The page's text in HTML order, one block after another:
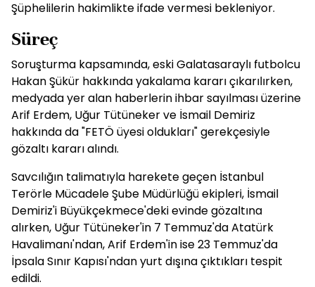
Şüphelilerin hakimlikte ifade vermesi bekleniyor.
Süreç
Soruşturma kapsamında, eski Galatasaraylı futbolcu
Hakan Şükür hakkında yakalama kararı çıkarılırken,
medyada yer alan haberlerin ihbar sayılması üzerine
Arif Erdem, Uğur Tütüneker ve İsmail Demiriz
hakkında da "FETÖ üyesi oldukları" gerekçesiyle
gözaltı kararı alındı.
Savcılığın talimatıyla harekete geçen İstanbul
Terörle Mücadele Şube Müdürlüğü ekipleri, İsmail
Demiriz'i Büyükçekmece'deki evinde gözaltına
alırken, Uğur Tütüneker'in 7 Temmuz'da Atatürk
Havalimanı'ndan, Arif Erdem'in ise 23 Temmuz'da
İpsala Sınır Kapısı'ndan yurt dışına çıktıkları tespit
edildi.